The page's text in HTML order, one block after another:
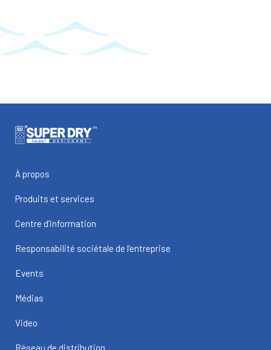
À propos
Produits et services
Centre d’information
Responsabilité sociétale de l’entreprise
Events
Médias
Video
Réseau de distribution